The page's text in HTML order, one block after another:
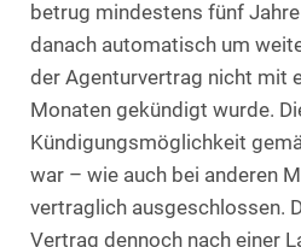
betrug mindestens fünf
danach automatisch um
der Agenturvertrag nicht mit
Monaten gekündigt wurde.
Kündigungsmöglichkeit
war – wie auch bei anderen
vertraglich ausgeschlossen.
Vertrag dennoch nach einer